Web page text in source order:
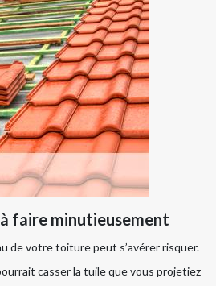
faire minutieusement
de votre toiture peut s’avérer risquer.
casser la tuile que vous projetiez